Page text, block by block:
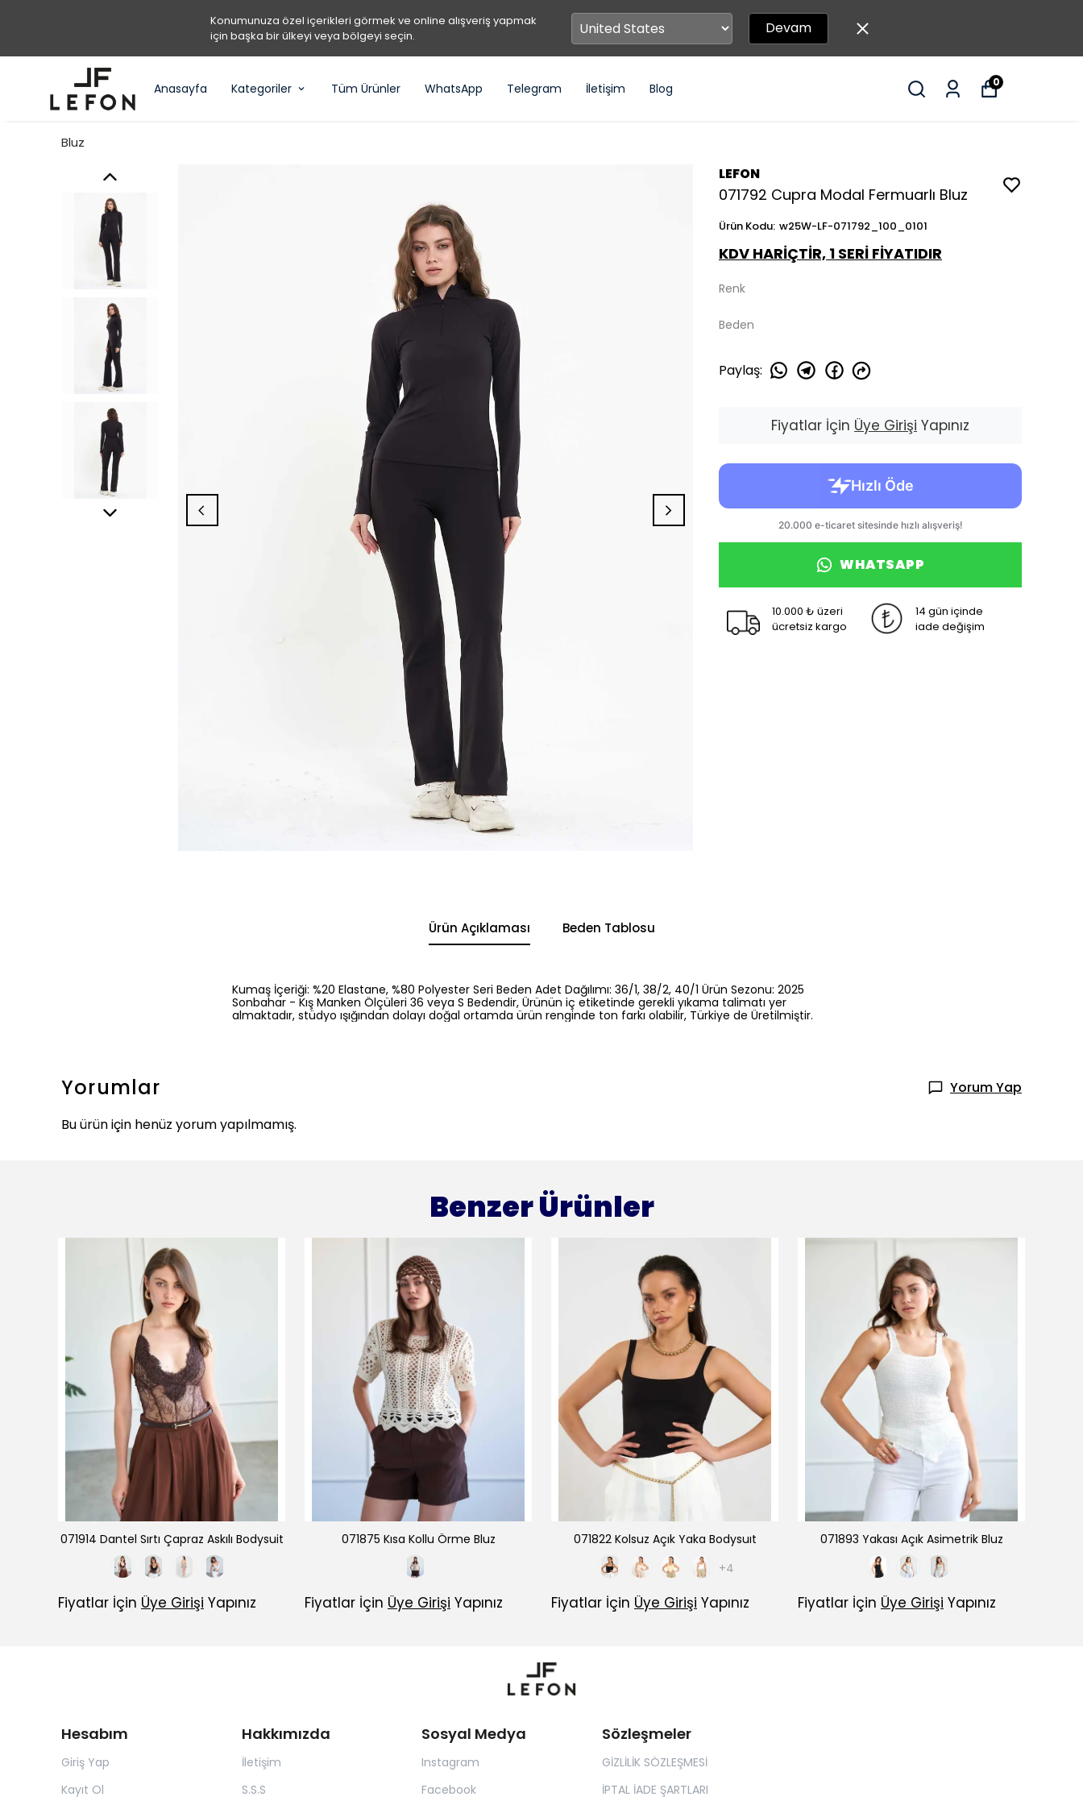
Konumunuza özel içerikleri görmek ve online alışveriş yapmak
için başka bir ülkeyi veya bölgeyi seçin.
Devam
Anasayfa Kategoriler Tüm Ürünler WhatsApp Telegram İletişim Blog 0
Bluz
LEFON
071792 Cupra Modal Fermuarlı Bluz
Ürün Kodu: w25W-LF-071792_100_0101
KDV HARİÇTİR, 1 SERİ FİYATIDIR
Renk
Beden
Paylaş:
Fiyatlar İçin Üye Girişi Yapınız
WHATSAPP
10.000 ₺ üzeri
ücretsiz kargo
14 gün içinde
iade değişim
Ürün Açıklaması Beden Tablosu
Kumaş İçeriği: %20 Elastane, %80 Polyester Seri Beden Adet Dağılımı: 36/1, 38/2, 40/1 Ürün Sezonu: 2025
Sonbahar - Kış Manken Ölçüleri 36 veya S Bedendir, Ürünün iç etiketinde gerekli yıkama talimatı yer
almaktadır, stüdyo ışığından dolayı doğal ortamda ürün renginde ton farkı olabilir, Türkiye de Üretilmiştir.
Yorumlar
Yorum Yap
Bu ürün için henüz yorum yapılmamış.
Benzer Ürünler
071914 Dantel Sırtı Çapraz Askılı Bodysuit
Fiyatlar İçin Üye Girişi Yapınız
071875 Kısa Kollu Örme Bluz
Fiyatlar İçin Üye Girişi Yapınız
071822 Kolsuz Açık Yaka Bodysuıt
+4
Fiyatlar İçin Üye Girişi Yapınız
071893 Yakası Açık Asimetrik Bluz
Fiyatlar İçin Üye Girişi Yapınız
Hesabım
Giriş Yap
Kayıt Ol
Hakkımızda
İletişim
S.S.S
Sosyal Medya
Instagram
Facebook
Sözleşmeler
GİZLİLİK SÖZLEŞMESİ
İPTAL İADE ŞARTLARI